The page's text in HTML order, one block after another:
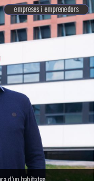
empreses i emprenedors